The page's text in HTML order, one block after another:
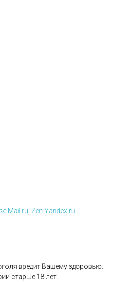
Zen.Yandex.ru
вредит Вашему здоровью.
старше 18 лет.